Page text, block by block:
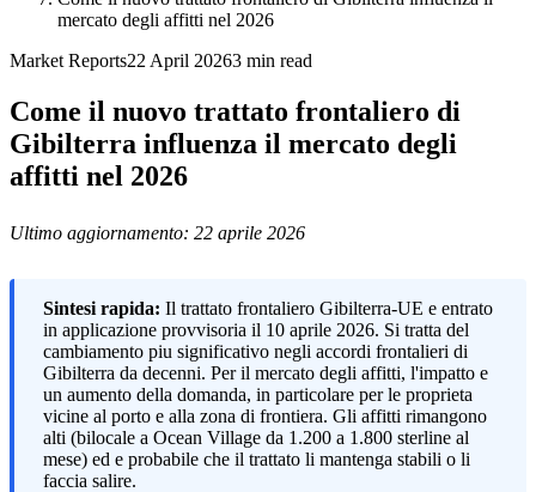
mercato degli affitti nel 2026
Market Reports22 April 20263 min read
Come il nuovo trattato frontaliero di
Gibilterra influenza il mercato degli
affitti nel 2026
Ultimo aggiornamento: 22 aprile 2026
Sintesi rapida: Il trattato frontaliero Gibilterra-UE e entrato
in applicazione provvisoria il 10 aprile 2026. Si tratta del
cambiamento piu significativo negli accordi frontalieri di
Gibilterra da decenni. Per il mercato degli affitti, l'impatto e
un aumento della domanda, in particolare per le proprieta
vicine al porto e alla zona di frontiera. Gli affitti rimangono
alti (bilocale a Ocean Village da 1.200 a 1.800 sterline al
mese) ed e probabile che il trattato li mantenga stabili o li
faccia salire.